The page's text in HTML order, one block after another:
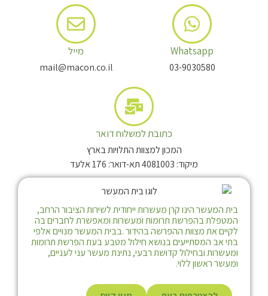
Whatsapp
03-9030580
מייל
mail@macon.co.il
כתובת למשלוח דואר
המכון למצוות התלויות בארץ
מיקוד: 4081003 תא-דואר: 176 אלעד
בית המעשר הינו קרן מעשרות ייחודית לשירות הציבור הרחב,
המטפלת בהפרשת תרומות ומעשרות ומאפשרת לחברים בה
לקיים את מצוות ההפרשה בהידור .בבית המעשר מנויים אלפי
בתי אב המסתייעים בנושא חילול מטבע בעת הפרשת תרומות
ומעשרות ובחילול קדושת רבעי, נתינת מעשר עני לעניים,
ומעשר ראשון ללוי.